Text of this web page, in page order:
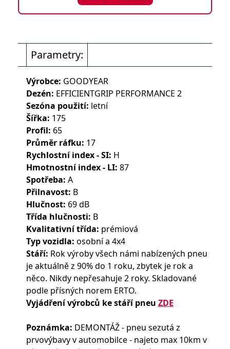
Parametry:
Výrobce: GOODYEAR
Dezén: EFFICIENTGRIP PERFORMANCE 2
Sezóna použití: letní
Šířka: 175
Profil: 65
Průměr ráfku: 17
Rychlostní index - SI: H
Hmotnostní index - LI: 87
Spotřeba: A
Přilnavost: B
Hlučnost: 69 dB
Třída hlučnosti: B
Kvalitativní třída: prémiová
Typ vozidla: osobní a 4x4
Stáří: Rok výroby všech námi nabízených pneu
je aktuálně z 90% do 1 roku, zbytek je rok a
něco. Nikdy nepřesahuje 2 roky. Skladované
podle přísných norem ERTO.
Vyjádření výrobců ke stáří pneu ZDE
Poznámka: DEMONTÁŽ - pneu sezutá z
prvovýbavy v automobilce - najeto max 10km v